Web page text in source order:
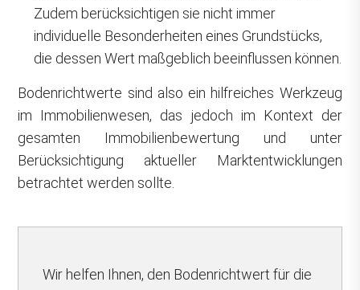
Zudem berücksichtigen sie nicht immer
individuelle Besonderheiten eines Grundstücks,
die dessen Wert maßgeblich beeinflussen können.
Bodenrichtwerte sind also ein hilfreiches Werkzeug
im Immobilienwesen, das jedoch im Kontext der
gesamten Immobilienbewertung und unter
Berücksichtigung aktueller Marktentwicklungen
betrachtet werden sollte.
Wir helfen Ihnen, den Bodenrichtwert für die